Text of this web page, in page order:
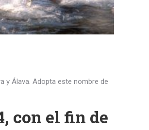
y Álava. Adopta este nombre de
con el fin de